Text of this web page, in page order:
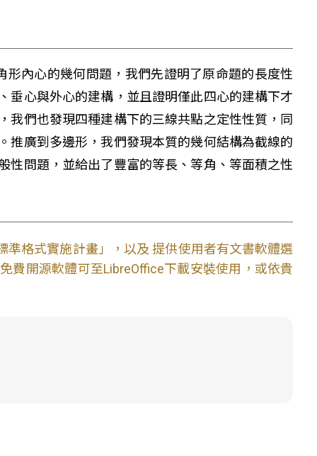
內心的幾何問題，我們先證明了原命題的長度性
垂心與外心的建構，並且證明僅此四心的建構下才
我們也發現四種建構下的三線共點之定性性質，同
推廣到多邊形，我們發現本質的幾何結構為截線的
性問題，並給出了豐富的等長、等角、等面積之性
準格式實施計畫」，以及 提供使用者有文書軟體選
費開源軟體可至LibreOffice下載安裝使用，或依貴